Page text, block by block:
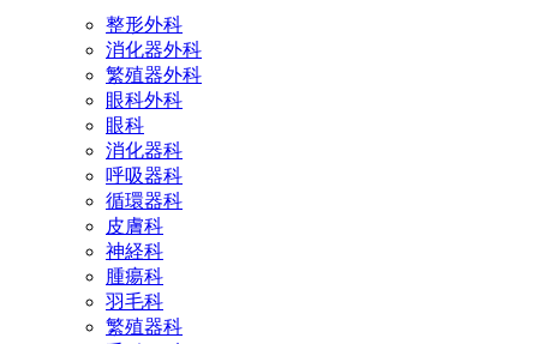
整形外科
消化器外科
繁殖器外科
眼科外科
眼科
消化器科
呼吸器科
循環器科
皮膚科
神経科
腫瘍科
羽毛科
繁殖器科